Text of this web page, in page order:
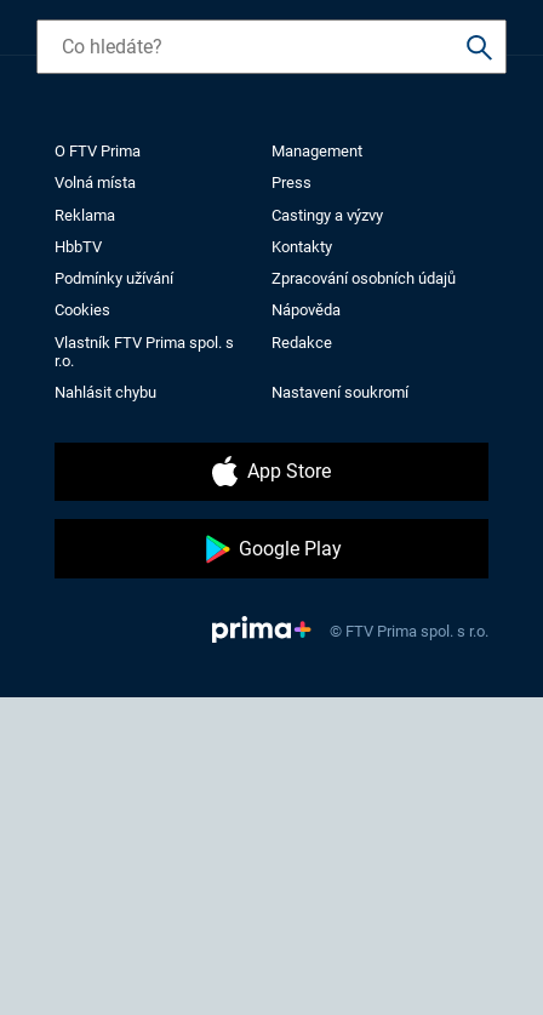
O FTV Prima
Management
Volná místa
Press
Reklama
Castingy a výzvy
HbbTV
Kontakty
Podmínky užívání
Zpracování osobních údajů
Cookies
Nápověda
Vlastník FTV Prima spol. s
r.o.
Redakce
Nahlásit chybu Nastavení soukromí
App Store
Google Play
© FTV Prima spol. s r.o.